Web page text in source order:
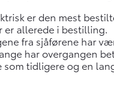
er den mest
er allerede i bestilling.
fra sjåførene har
har overgangen
som tidligere og en